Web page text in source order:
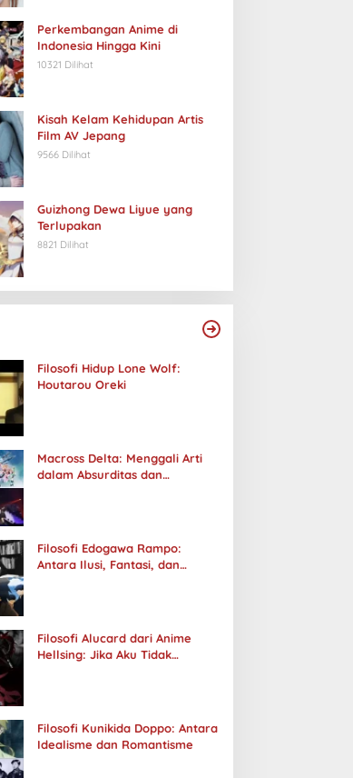
Perkembangan Anime di
Indonesia Hingga Kini
10321 Dilihat
Kisah Kelam Kehidupan Artis
Film AV Jepang
9566 Dilihat
Guizhong Dewa Liyue yang
Terlupakan
8821 Dilihat
Filosofi Hidup Lone Wolf:
Houtarou Oreki
Macross Delta: Menggali Arti
dalam Absurditas dan
Filosofi Edogawa Rampo:
Antara Ilusi, Fantasi, dan
Filosofi Alucard dari Anime
Hellsing: Jika Aku Tidak
Filosofi Kunikida Doppo: Antara
Idealisme dan Romantisme